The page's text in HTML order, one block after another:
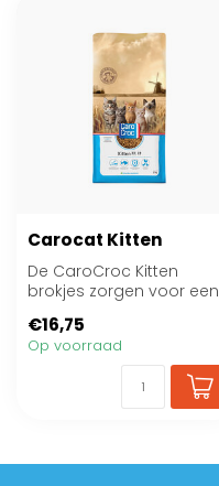
Carocat Kitten
De CaroCroc Kitten
brokjes zorgen voor een
levensfase is jo...
€16,75
Op voorraad